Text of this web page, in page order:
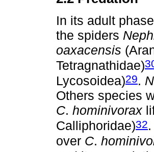
In its adult
the spiders
oaxacensis
Tetragnathidae)
Lycosoidea)29.
Others species
C. hominivorax
Calliphoridae)32
over C.